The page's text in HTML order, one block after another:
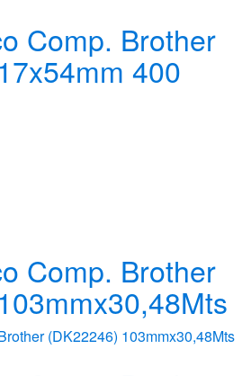
Comp. Brother
400
Comp. Brother